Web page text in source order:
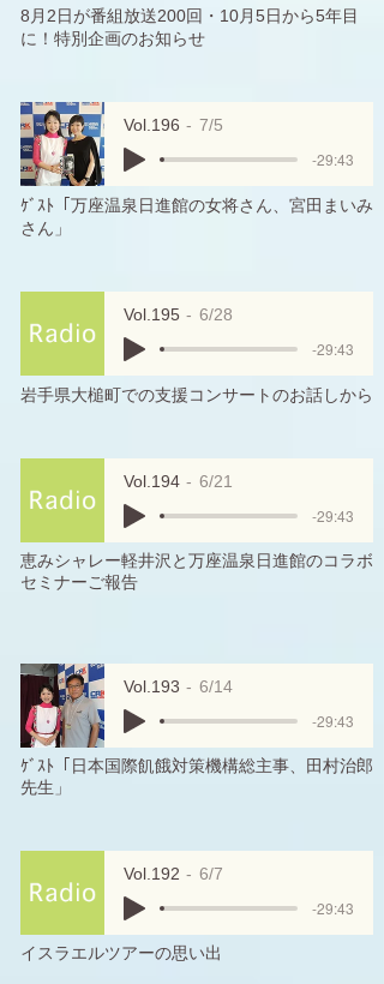
8月2日が番組放送200回・10月5日から5年目
に！特別企画のお知らせ
Vol.196 7/5
-29:43
ｹﾞｽﾄ「万座温泉日進館の女将さん、宮田まいみ
さん」
Vol.195 6/28
-29:43
岩手県大槌町での支援コンサートのお話しから
Vol.194 6/21
-29:43
恵みシャレー軽井沢と万座温泉日進館のコラボ
セミナーご報告
Vol.193 6/14
-29:43
ｹﾞｽﾄ「日本国際飢餓対策機構総主事、田村治郎
先生」
Vol.192 6/7
-29:43
イスラエルツアーの思い出